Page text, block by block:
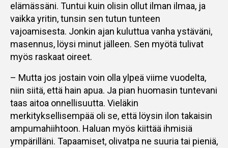
elämässäni. Tuntui kuin olisin ollut ilman ilmaa, ja
vaikka yritin, tunsin sen tutun tunteen
vajoamisesta. Jonkin ajan kuluttua vanha ystäväni,
masennus, löysi minut jälleen. Sen myötä tulivat
myös raskaat oireet.
– Mutta jos jostain voin olla ylpeä viime vuodelta,
niin siitä, että hain apua. Ja pian huomasin tuntevani
taas aitoa onnellisuutta. Vieläkin
merkityksellisempää oli se, että löysin ilon takaisin
ampumahiihtoon. Haluan myös kiittää ihmisiä
ympärilläni. Tapaamiset, olivatpa ne suuria tai pieniä,